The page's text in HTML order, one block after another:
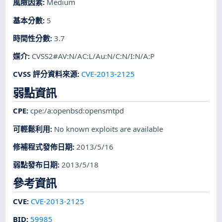
風險因素: Medium
基本分數: 5
時間性分數:3.7
媒介: CVSS2#AV:N/AC:L/Au:N/C:N/I:N/A:P
CVSS 評分資料來源: CVE-2013-2125
弱點資訊
CPE:cpe:/a:openbsd:opensmtpd
可輕鬆利用: No known exploits are available
修補程式發佈日期: 2013/5/16
弱點發布日期:2013/5/18
參考資訊
CVE: CVE-2013-2125
BID: 59985